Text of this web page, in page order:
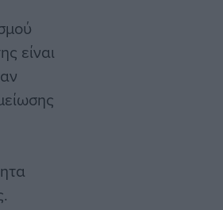
είναι